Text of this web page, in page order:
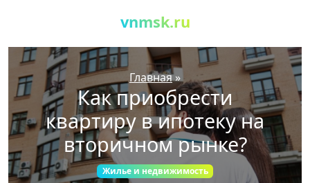
vnmsk.ru
Главная»
Как приобрести
квартиру в ипотеку на
вторичном рынке?
Жилье и недвижимость